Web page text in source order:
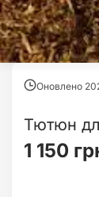
Оновлено
Тютюн
1 150